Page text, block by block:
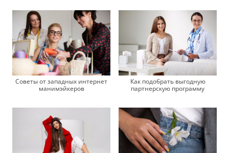
Советы от западных интернет
манимэйкеров
Как подобрать выгодную
партнерскую программу